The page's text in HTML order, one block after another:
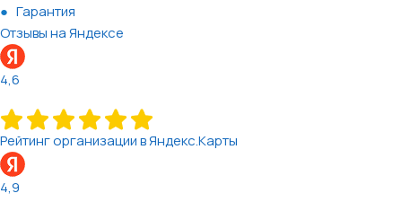
Гарантия
Отзывы на Яндексе
4,6
Рейтинг организации в Яндекс.Карты
4,9